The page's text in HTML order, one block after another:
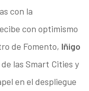
con la
con optimismo
de Fomento, Iñigo
las Smart Cities y
en el despliegue